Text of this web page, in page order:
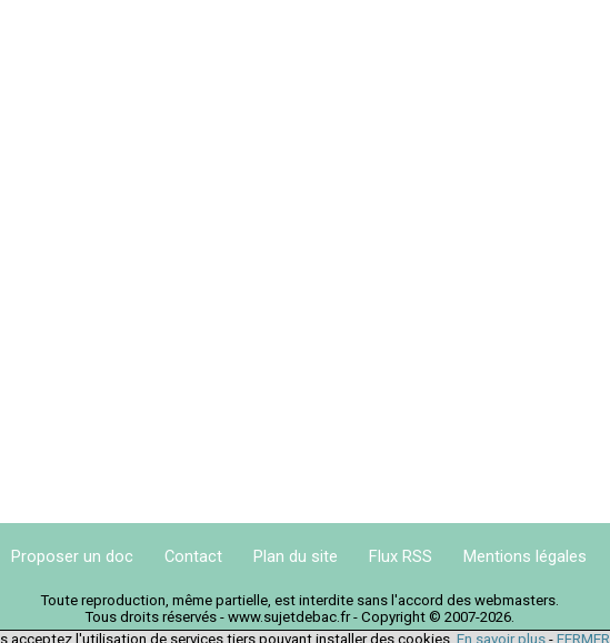
Proposer un doc Contact Plan du site Flux RSS Mentions légales
Toute reproduction, même partielle, est interdite sans l'accord des webmasters.
Tous droits réservés - www.sujetdebac.fr - Copyright © 2007-2026.
acceptez l'utilisation de services tiers pouvant installer des cookies. En savoir plus- FERMER